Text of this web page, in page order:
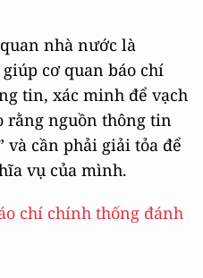
nhà nước là
cơ quan báo chí
tin, xác minh để vạch
rằng nguồn thông tin
và cần phải giải tỏa để
vụ của mình.